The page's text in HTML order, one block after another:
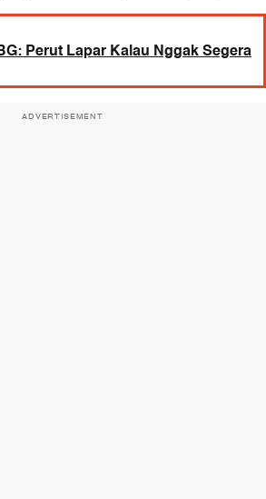
Perut Lapar Kalau Nggak Segera
ADVERTISEMENT